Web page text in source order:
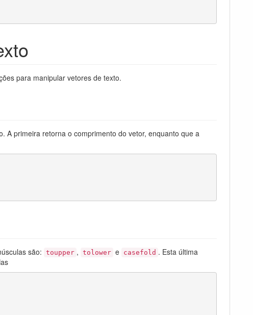
para manipular vetores de texto.
A primeira retorna o comprimento do vetor, enquanto que a
são: toupper , tolower e casefold . Esta última